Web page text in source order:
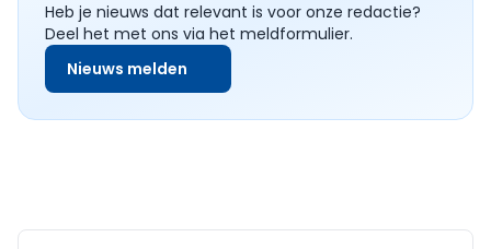
Heb je nieuws dat relevant is voor onze redactie?
Deel het met ons via het meldformulier.
Nieuws melden